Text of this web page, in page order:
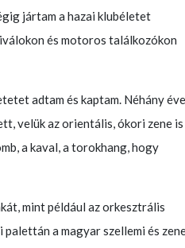
jártam a hazai klubéletet
és motoros találkozókon
adtam és kaptam. Néhány éve
velük az orientális, ókori zene is
a kaval, a torokhang, hogy
mint például az orkesztrális
a magyar szellemi és